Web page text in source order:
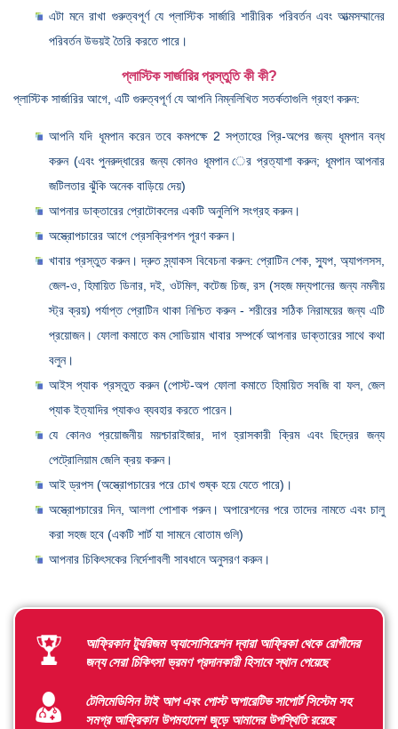
এটা মনে রাখা গুরুত্বপূর্ণ যে প্লাস্টিক সার্জারি শারীরিক পরিবর্তন এবং আত্মসম্মানের
পরিবর্তন উভয়ই তৈরি করতে পারে।
প্লাস্টিক সার্জারির প্রস্তুতি কী কী?
প্লাস্টিক সার্জারির আগে, এটি গুরুত্বপূর্ণ যে আপনি নিম্নলিখিত সতর্কতাগুলি গ্রহণ করুন:
আপনি যদি ধূমপান করেন তবে কমপক্ষে 2 সপ্তাহের প্রি-অপের জন্য ধূমপান বন্ধ
করুন (এবং পুনরুদ্ধারের জন্য কোনও ধূমপান ের প্রত্যাশা করুন; ধূমপান আপনার
জটিলতার ঝুঁকি অনেক বাড়িয়ে দেয়)
আপনার ডাক্তারের প্রোটোকলের একটি অনুলিপি সংগ্রহ করুন।
অস্ত্রোপচারের আগে প্রেসক্রিপশন পূরণ করুন।
খাবার প্রস্তুত করুন। দ্রুত স্ন্যাকস বিবেচনা করুন: প্রোটিন শেক, স্যুপ, অ্যাপলসস,
জেল-ও, হিমায়িত ডিনার, দই, ওটমিল, কটেজ চিজ, রস (সহজ মদ্যপানের জন্য নমনীয়
স্ট্র ক্রয়) পর্যাপ্ত প্রোটিন থাকা নিশ্চিত করুন - শরীরের সঠিক নিরাময়ের জন্য এটি
প্রয়োজন। ফোলা কমাতে কম সোডিয়াম খাবার সম্পর্কে আপনার ডাক্তারের সাথে কথা
বলুন।
আইস প্যাক প্রস্তুত করুন (পোস্ট-অপ ফোলা কমাতে হিমায়িত সবজি বা ফল, জেল
প্যাক ইত্যাদির প্যাকও ব্যবহার করতে পারেন।
যে কোনও প্রয়োজনীয় ময়শ্চারাইজার, দাগ হ্রাসকারী ক্রিম এবং ছিদ্রের জন্য
পেট্রোলিয়াম জেলি ক্রয় করুন।
আই ড্রপস (অস্ত্রোপচারের পরে চোখ শুষ্ক হয়ে যেতে পারে)।
অস্ত্রোপচারের দিন, আলগা পোশাক পরুন। অপারেশনের পরে তাদের নামতে এবং চালু
করা সহজ হবে (একটি শার্ট যা সামনে বোতাম গুলি)
আপনার চিকিৎসকের নির্দেশাবলী সাবধানে অনুসরণ করুন।
আফ্রিকান ট্যুরিজম অ্যাসোসিয়েশন দ্বারা আফ্রিকা থেকে রোগীদের
জন্য সেরা চিকিৎসা ভ্রমণ প্রদানকারী হিসাবে স্থান পেয়েছে
টেলিমেডিসিন টাই আপ এবং পোস্ট অপারেটিভ সাপোর্ট সিস্টেম সহ
সমগ্র আফ্রিকান উপমহাদেশ জুড়ে আমাদের উপস্থিতি রয়েছে